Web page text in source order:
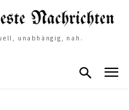
unabhängig, nah.